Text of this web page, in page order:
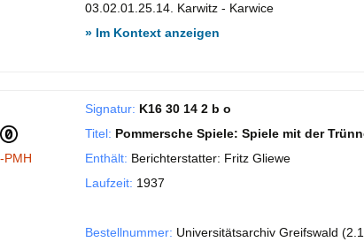
03.02.01.25.14. Karwitz - Karwice
» Im Kontext anzeigen
PMH
Signatur: K16 30 14 2 b o
Titel: Pommersche Spiele: Spiele mit der
Enthält: Berichterstatter: Fritz Gliewe
Laufzeit: 1937
Bestellnummer: Universitätsarchiv Greifswald